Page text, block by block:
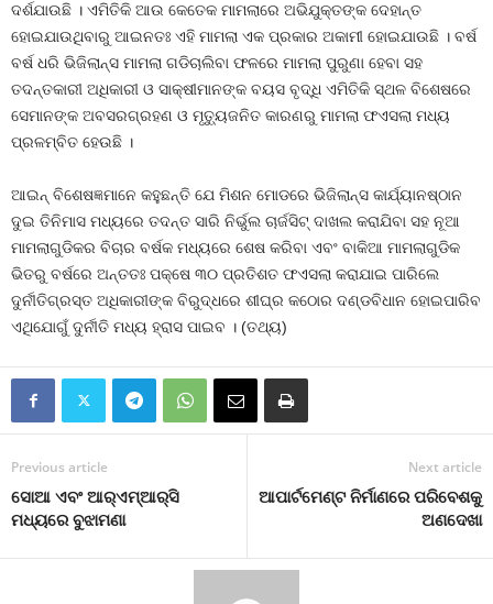
ଦର୍ଶଯାଉଛି । ଏମିତିକି ଆଉ କେତେକ ମାମଲାରେ ଅଭିଯୁକ୍ତଙ୍କ ଦେହାନ୍ତ
ହୋଇଯାଉଥିବାରୁ ଆଇନତଃ ଏହି ମାମଲା ଏକ ପ୍ରକାର ଅକାମୀ ହୋଇଯାଉଛି । ବର୍ଷ
ବର୍ଷ ଧରି ଭିଜିଲାନ୍ସ ମାମଲା ଗଡିଚାଲିବା ଫଳରେ ମାମଲା ପୁରୁଣା ହେବା ସହ
ତଦନ୍ତକାରୀ ଅଧିକାରୀ ଓ ସାକ୍ଷୀମାନଙ୍କ ବୟସ ବୃଦ୍ଧି ଏମିତିକି ସ୍ଥଳ ବିଶେଷରେ
ସେମାନଙ୍କ ଅବସରଗ୍ରହଣ ଓ ମୃତ୍ୟୁଜନିତ କାରଣରୁ ମାମଲା ଫଏସଲା ମଧ୍ୟ
ପ୍ରଳମ୍ବିତ ହେଉଛି ।
ଆଇନ୍‍ ବିଶେଷଜ୍ଞମାନେ କହୁଛନ୍ତି ଯେ ମିଶନ ମୋଡରେ ଭିଜିଲାନ୍ସ କାର୍ଯ୍ୟାନଷ୍ଠାନ
ଦୁଇ ତିନିମାସ ମଧ୍ୟରେ ତଦନ୍ତ ସାରି ନିର୍ଭୁଲ ଚାର୍ଜସିଟ୍‍ ଦାଖଲ କରାଯିବା ସହ ନୂଆ
ମାମଲାଗୁଡିକର ବିଚାର ବର୍ଷକ ମଧ୍ୟରେ ଶେଷ କରିବା ଏବଂ ବାକିଆ ମାମଲାଗୁଡିକ
ଭିତରୁ ବର୍ଷରେ ଅନ୍ତତଃ ପକ୍ଷେ ୩୦ ପ୍ରତିଶତ ଫଏସଲା କରାଯାଇ ପାରିଲେ
ଦୁର୍ନୀତିଗ୍ରସ୍ତ ଅଧିକାରୀଙ୍କ ବିରୁଦ୍ଧରେ ଶୀଘ୍ର କଠୋର ଦଣ୍ଡବିଧାନ ହୋଇପାରିବ
ଏଥିଯୋଗୁଁ ଦୁର୍ନୀତି ମଧ୍ୟ ହ୍ରାସ ପାଇବ । (ତଥ୍ୟ)
Previous article
ସୋଆ ଏବଂ ଆର୍‌ଏମ୍‌ଆର୍‌ସି
ମଧ୍ୟରେ ବୁଝାମଣା
Next article
ଆପାର୍ଟମେଣ୍ଟ ନିର୍ମାଣରେ ପରିବେଶକୁ
ଅଣଦେଖା